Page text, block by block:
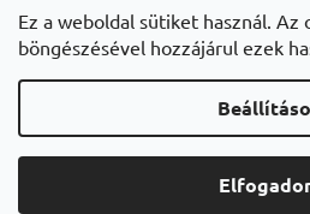
Ez a weboldal sütiket használ. Az
böngészésével hozzájárul ezek
zelenazeme.cz
hanf-gesundheit.de
Shoptet
Cannadorra.hu